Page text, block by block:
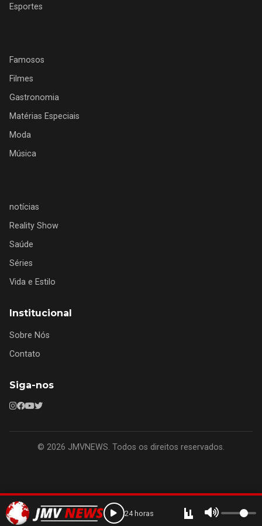
24 horas
Esportes
Famosos
Filmes
Gastronomia
Matérias Especiais
Moda
Música
notícias
Reality Show
Saúde
Séries
Vida e Estilo
Institucional
Sobre Nós
Contato
Siga-nos
© 2026 JMVNEWS. Todos os direitos reservados.